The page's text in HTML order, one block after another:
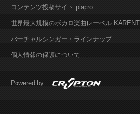
コンテンツ投稿サイト piapro
世界最大規模のボカロ楽曲レーベル KARENT
バーチャルシンガー・ラインナップ
個人情報の保護について
Powered by